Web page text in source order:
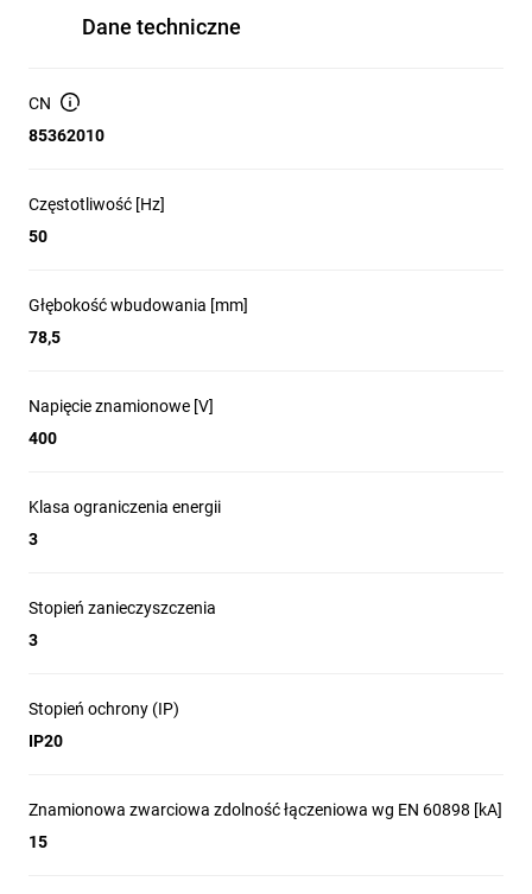
Dane techniczne
CN
85362010
Częstotliwość [Hz]
50
Głębokość wbudowania [mm]
78,5
Napięcie znamionowe [V]
400
Klasa ograniczenia energii
3
Stopień zanieczyszczenia
3
Stopień ochrony (IP)
IP20
Znamionowa zwarciowa zdolność łączeniowa wg EN 60898 [kA]
15